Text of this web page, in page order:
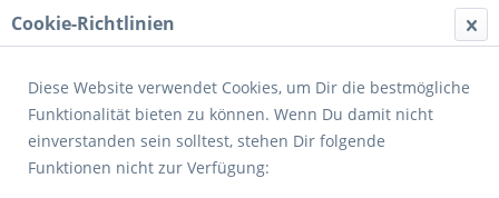
Menü
Übersicht Spielball
Cookie-Richtlinien
Diese Website verwendet Cookies, um Dir die bestmögliche
Funktionalität bieten zu können. Wenn Du damit nicht
einverstanden sein solltest, stehen Dir folgende
Funktionen nicht zur Verfügung: